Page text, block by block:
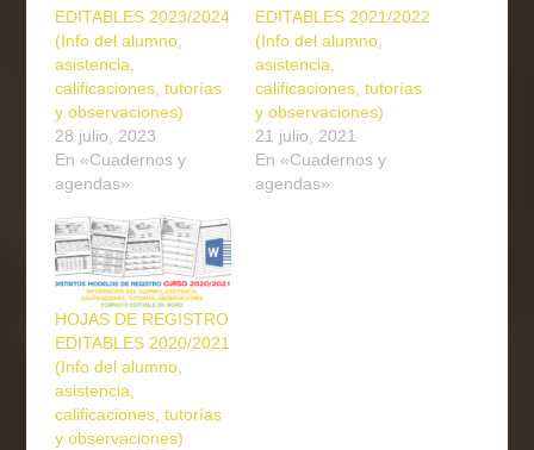
EDITABLES 2023/2024
(Info del alumno,
asistencia,
calificaciones, tutorías
y observaciones)
28 julio, 2023
En «Cuadernos y
agendas»
EDITABLES 2021/2022
(Info del alumno,
asistencia,
calificaciones, tutorías
y observaciones)
21 julio, 2021
En «Cuadernos y
agendas»
HOJAS DE REGISTRO
EDITABLES 2020/2021
(Info del alumno,
asistencia,
calificaciones, tutorías
y observaciones)